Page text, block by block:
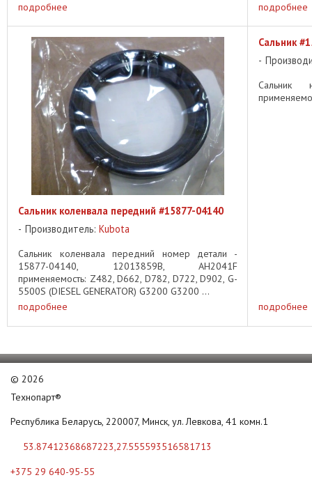
подробнее
подробнее
Сальник коленвала передний #15877-04140
Производитель: Kubota
Сальник коленвала передний номер детали -
15877-04140, 12013859B, AH2041F
применяемость: Z482, D662, D782, D722, D902, G-
5500S (DIESEL GENERATOR) G3200 G3200 ...
подробнее
Сальник
Сальник
подробнее
© 2026
Технопарт®
Республика Беларусь, 220007, Минск, ул. Левкова, 41 комн.1
53.87412368687223,27.555593516581713
+375 29 640-95-55